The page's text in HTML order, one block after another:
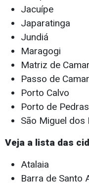
Jacuípe
Japaratinga
Jundiá
Maragogi
Matriz de
Passo de
Porto Calvo
Porto de Pedras
São Miguel dos
Veja a lista das
Atalaia
Barra de Santo